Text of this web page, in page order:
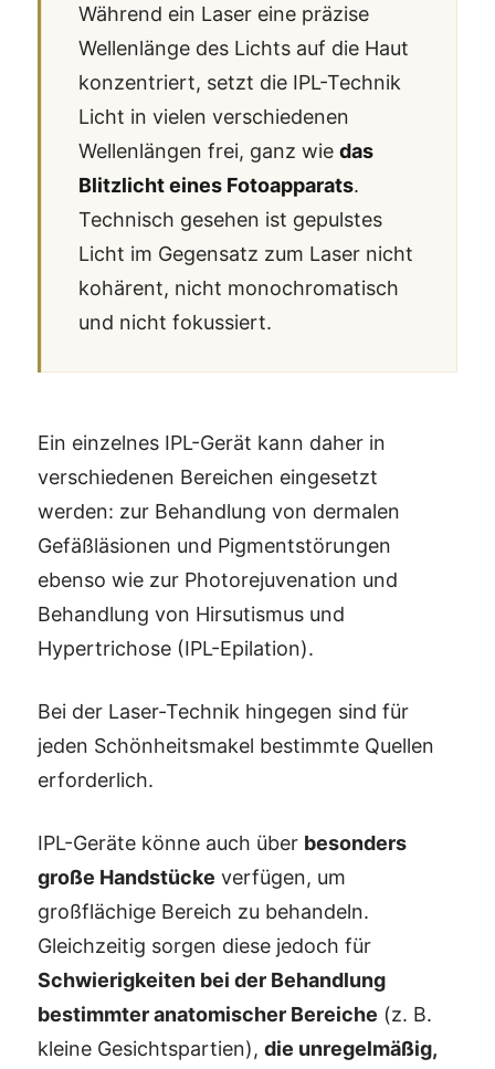
Während ein Laser eine präzise
Wellenlänge des Lichts auf die Haut
konzentriert, setzt die IPL-Technik
Licht in vielen verschiedenen
Wellenlängen frei, ganz wie das
Blitzlicht eines Fotoapparats.
Technisch gesehen ist gepulstes
Licht im Gegensatz zum Laser nicht
kohärent, nicht monochromatisch
und nicht fokussiert.
Ein einzelnes IPL-Gerät kann daher in
verschiedenen Bereichen eingesetzt
werden: zur Behandlung von dermalen
Gefäßläsionen und Pigmentstörungen
ebenso wie zur Photorejuvenation und
Behandlung von Hirsutismus und
Hypertrichose (IPL-Epilation).
Bei der Laser-Technik hingegen sind für
jeden Schönheitsmakel bestimmte Quellen
erforderlich.
IPL-Geräte könne auch über besonders
große Handstücke verfügen, um
großflächige Bereich zu behandeln.
Gleichzeitig sorgen diese jedoch für
Schwierigkeiten bei der Behandlung
bestimmter anatomischer Bereiche (z. B.
kleine Gesichtspartien), die unregelmäßig,